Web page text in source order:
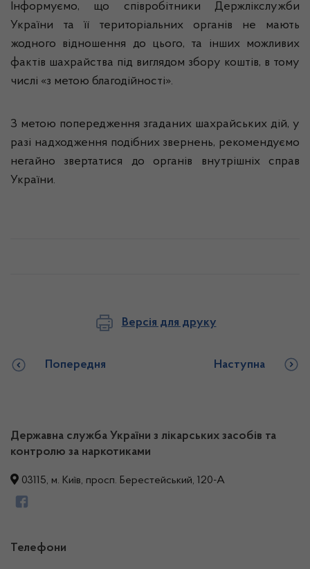
Інформуємо, що співробітники Держлікслужби
України та її територіальних органів не мають
жодного відношення до цього, та інших можливих
фактів шахрайства під виглядом збору коштів, в тому
числі «з метою благодійності».
З метою попередження згаданих шахрайських дій, у
разі надходження подібних звернень, рекомендуємо
негайно звертатися до органів внутрішніх справ
України.
Версія для друку
Попередня Наступна
Державна служба України з лікарських засобів та
контролю за наркотиками
03115, м. Київ, просп. Берестейський, 120-А
Телефони